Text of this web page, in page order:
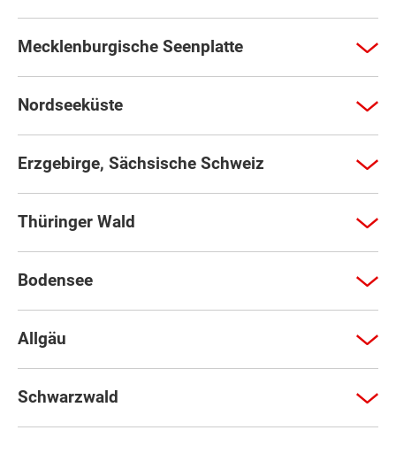
Mecklenburgische Seenplatte
Nordseeküste
Erzgebirge, Sächsische Schweiz
Thüringer Wald
Bodensee
Allgäu
Schwarzwald